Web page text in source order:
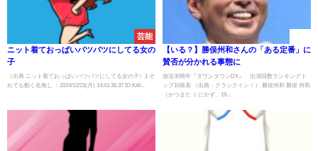
芸能
ニット着ておっぱいパツパツにしてる女の
子
（出典 ニット着ておっぱいパツパツにしてる女の子）1 そ
れでも動く名無し ：2024/12/23(月) 14:41:36.37 ID:KAf...
【いる？】勝俣州和さんの「ある定番」に
賛否が分かれる事態に
放送30周年『ダウンタウンDX』 出演回数ランキングト
ップ10発表 （出典：クランクイン！） 勝俣州和 勝俣 州和
（かつまた くにかず、19...